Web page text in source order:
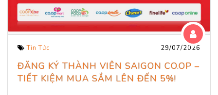
Tin Tức 29/07/2026
ĐĂNG KÝ THÀNH VIÊN SAIGON CO.OP –
TIẾT KIỆM MUA SẮM LÊN ĐẾN 5%!